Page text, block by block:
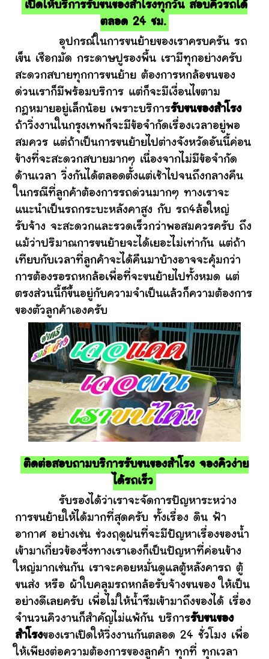
เปิดให้บริการรับขนของสำโรงทุกวัน สอบคิวรถได้
ตลอด 24 ชม.
อุปกรณ์ในการขนย้ายของเราครบครัน รถ
เข็น เชือกมัด กระดาษปูรองพื้น เรามีทุกอย่างครับ
สะดวกสบายทุกการขนย้าย ต้องการหกล้อขนของ
ด่วนเราก็มีพร้อมบริการ แต่ก็จะมีเงื่อนไขตาม
กฎหมายอยู่เล็กน้อย เพราะบริการรับขนของสำโรง
ถ้าวิ่งงานในกรุงเทพก็จะมีข้อจำกัดเรื่องเวลาอยู่พอ
สมควร แต่ถ้าเป็นการขนย้ายไปต่างจังหวัดอันนี้ค่อน
ข้างที่จะสะดวกสบายมากๆ เนื่องจากไม่มีข้อจำกัด
ด้านเวลา วิ่งกันได้ตลอดตั้งแต่เช้าไปจนถึงกลางคืน
ในกรณีที่ลูกค้าต้องการรถด่วนมากๆ ทางเราจะ
แนะนำเป็นรถกระบะหลังคาสูง กับ รถ4ล้อใหญ่
รับจ้าง จะสะดวกและรวดเร็วกว่าพอสมควรครับ ถึง
แม้ว่าปริมาณการขนย้ายจะได้เยอะไม่เท่ากัน แต่ถ้า
เทียบกับเวลาที่ลูกค้าจะได้คืนมาบ้างอาจจะคุ้มกว่า
การต้องรอรถหกล้อเพื่อที่จะขนย้ายไปทั้งหมด แต่
ตรงส่วนนี้ก็ขึ้นอยู่กับความจำเป็นแล้วก็ความต้องการ
ของตัวลูกค้าเองครับ
ติดต่อสอบถามบริการรับขนของสำโรง จองคิวง่าย
ได้รถเร็ว
รับรองได้ว่าเราจะจัดการปัญหาระหว่าง
การขนย้ายให้ได้มากที่สุดครับ ทั้งเรื่อง ดิน ฟ้า
อากาศ อย่างเช่น ช่วงฤดูฝนที่จะมีปัญหาเรื่องของน้ำ
เข้ามาเกี่ยวข้องซึ่งทางเราเองก็เป็นปัญหาที่ค่อนข้าง
ใหญ่มากเช่นกัน เราจะคอยหมั่นดูแลตู้หลังคารถ ตู้
ขนส่ง หรือ ผ้าใบคลุมรถหกล้อรับจ้างขนของ ให้เป็น
อย่างดีเลยครับ เพื่อไม่ให้น้ำซึมเข้ามาถึงของได้ เรื่อง
จำนวนคิวงานก็สำคัญไม่แพ้กัน บริการรับขนของ
สำโรงของเราเปิดให้วิ่งงานกันตลอด 24 ชั่วโมง เพื่อ
ให้เพียงต่อความต้องการของลูกค้า ทุกที่ ทุกเวลา